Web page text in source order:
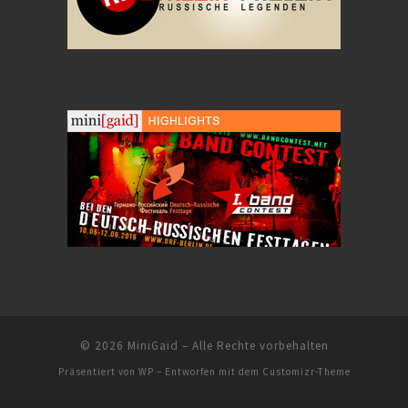
© 2026 MiniGaid – Alle Rechte vorbehalten
Präsentiert von WP – Entworfen mit dem Customizr-Theme